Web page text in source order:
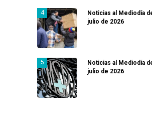
Noticias al Mediodía
julio de 2026
Noticias al Mediodía
julio de 2026